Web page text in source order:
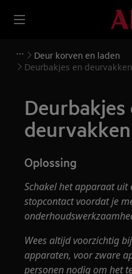
Deur korven en laden
Deurbakjes en
Deurbakjes
Oplossing
Schakel het apparaat uit
stopcontact voordat je
Wees altijd voorzichtig
apparaten, voor zware
personen nodig om het